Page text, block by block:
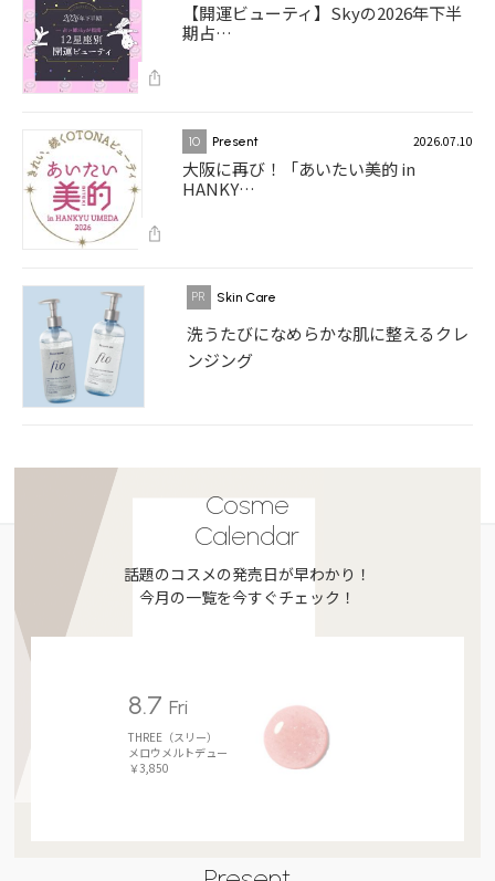
【開運ビューティ】Skyの2026年下半
期占…
10 Present 2026.07.10
大阪に再び！「あいたい美的 in
HANKY…
Skin Care
洗うたびになめらかな肌に整えるクレ
ンジング
Cosme
Calendar
話題のコスメの発売日が早わかり！
今月の一覧を今すぐチェック！
8.7Fri
THREE（スリー）
メロウメルトデュー
￥3,850